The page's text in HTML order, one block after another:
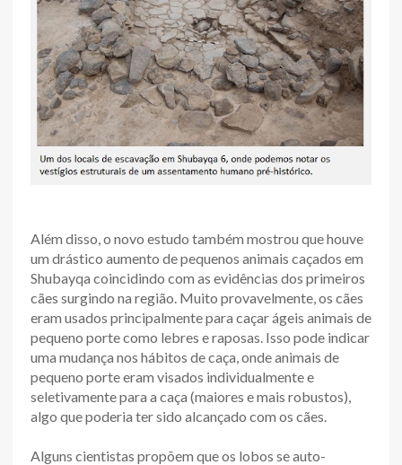
Além disso, o novo estudo também mostrou que houve
um drástico aumento de pequenos animais caçados em
Shubayqa coincidindo com as evidências dos primeiros
cães surgindo na região. Muito provavelmente, os cães
eram usados principalmente para caçar ágeis animais de
pequeno porte como lebres e raposas. Isso pode indicar
uma mudança nos hábitos de caça, onde animais de
pequeno porte eram visados individualmente e
seletivamente para a caça (maiores e mais robustos),
algo que poderia ter sido alcançado com os cães.
Alguns cientistas propõem que os lobos se auto-